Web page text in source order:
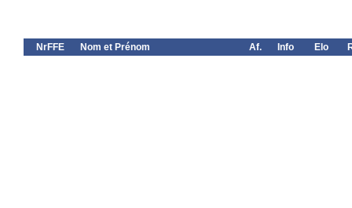
NrFFE Nom et Prénom Af. Info Elo